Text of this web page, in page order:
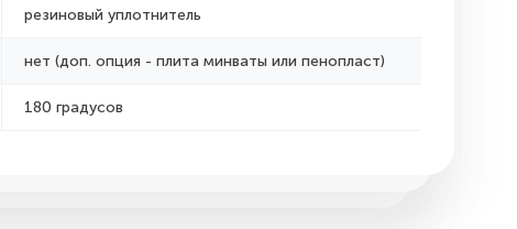
резиновый уплотнитель
нет (доп. опция - плита минваты или пенопласт)
180 градусов